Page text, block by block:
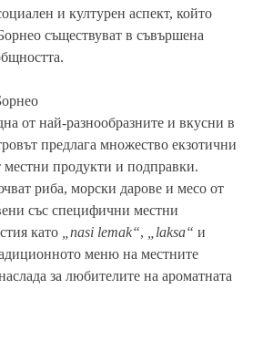
и културен аспект, който
съществуват в съвършена
от най-разнообразните и вкусни в
предлага множество екзотични
местни продукти и подправки.
риба, морски дарове и месо от
със специфични местни
като
„nasi lemak“, „laksa“ и
меню на местните
за любителите на ароматната